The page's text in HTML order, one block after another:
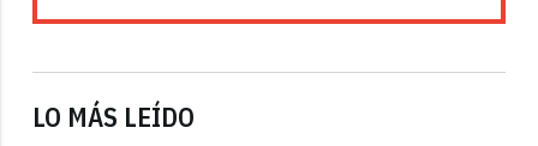
LO MÁS LEÍDO